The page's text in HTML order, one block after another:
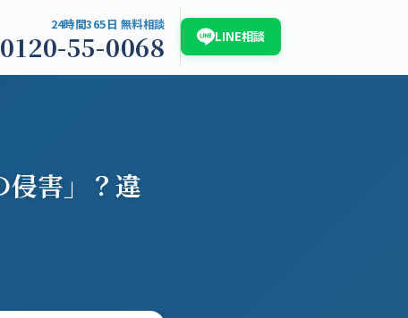
介 浮気調査白書2026 お問い合わせ
24時間365日 無料相談
0120-55-0068 LINE相談
侵害」？違